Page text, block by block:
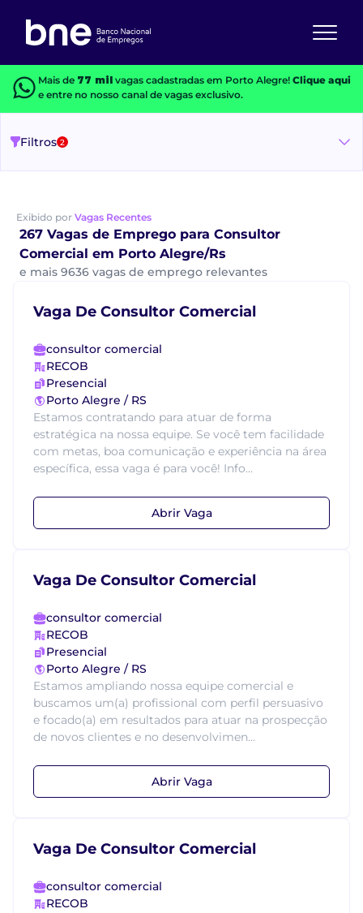
Mais de 77 milvagas cadastradas em Porto Alegre! Clique aqui
e entre no nosso canal de vagas exclusivo.
Filtros 2
Exibido por Vagas Recentes
267 Vagas de Emprego para Consultor
Comercial em Porto Alegre/Rs
e mais 9636 vagas de emprego relevantes
Vaga De Consultor Comercial
consultor comercial
RECOB
Presencial
Porto Alegre / RS
Estamos contratando para atuar de forma
estratégica na nossa equipe. Se você tem facilidade
com metas, boa comunicação e experiência na área
específica, essa vaga é para você! Info...
Abrir Vaga
Vaga De Consultor Comercial
consultor comercial
RECOB
Presencial
Porto Alegre / RS
Estamos ampliando nossa equipe comercial e
buscamos um(a) profissional com perfil persuasivo
e focado(a) em resultados para atuar na prospecção
de novos clientes e no desenvolvimen...
Abrir Vaga
Vaga De Consultor Comercial
consultor comercial
RECOB